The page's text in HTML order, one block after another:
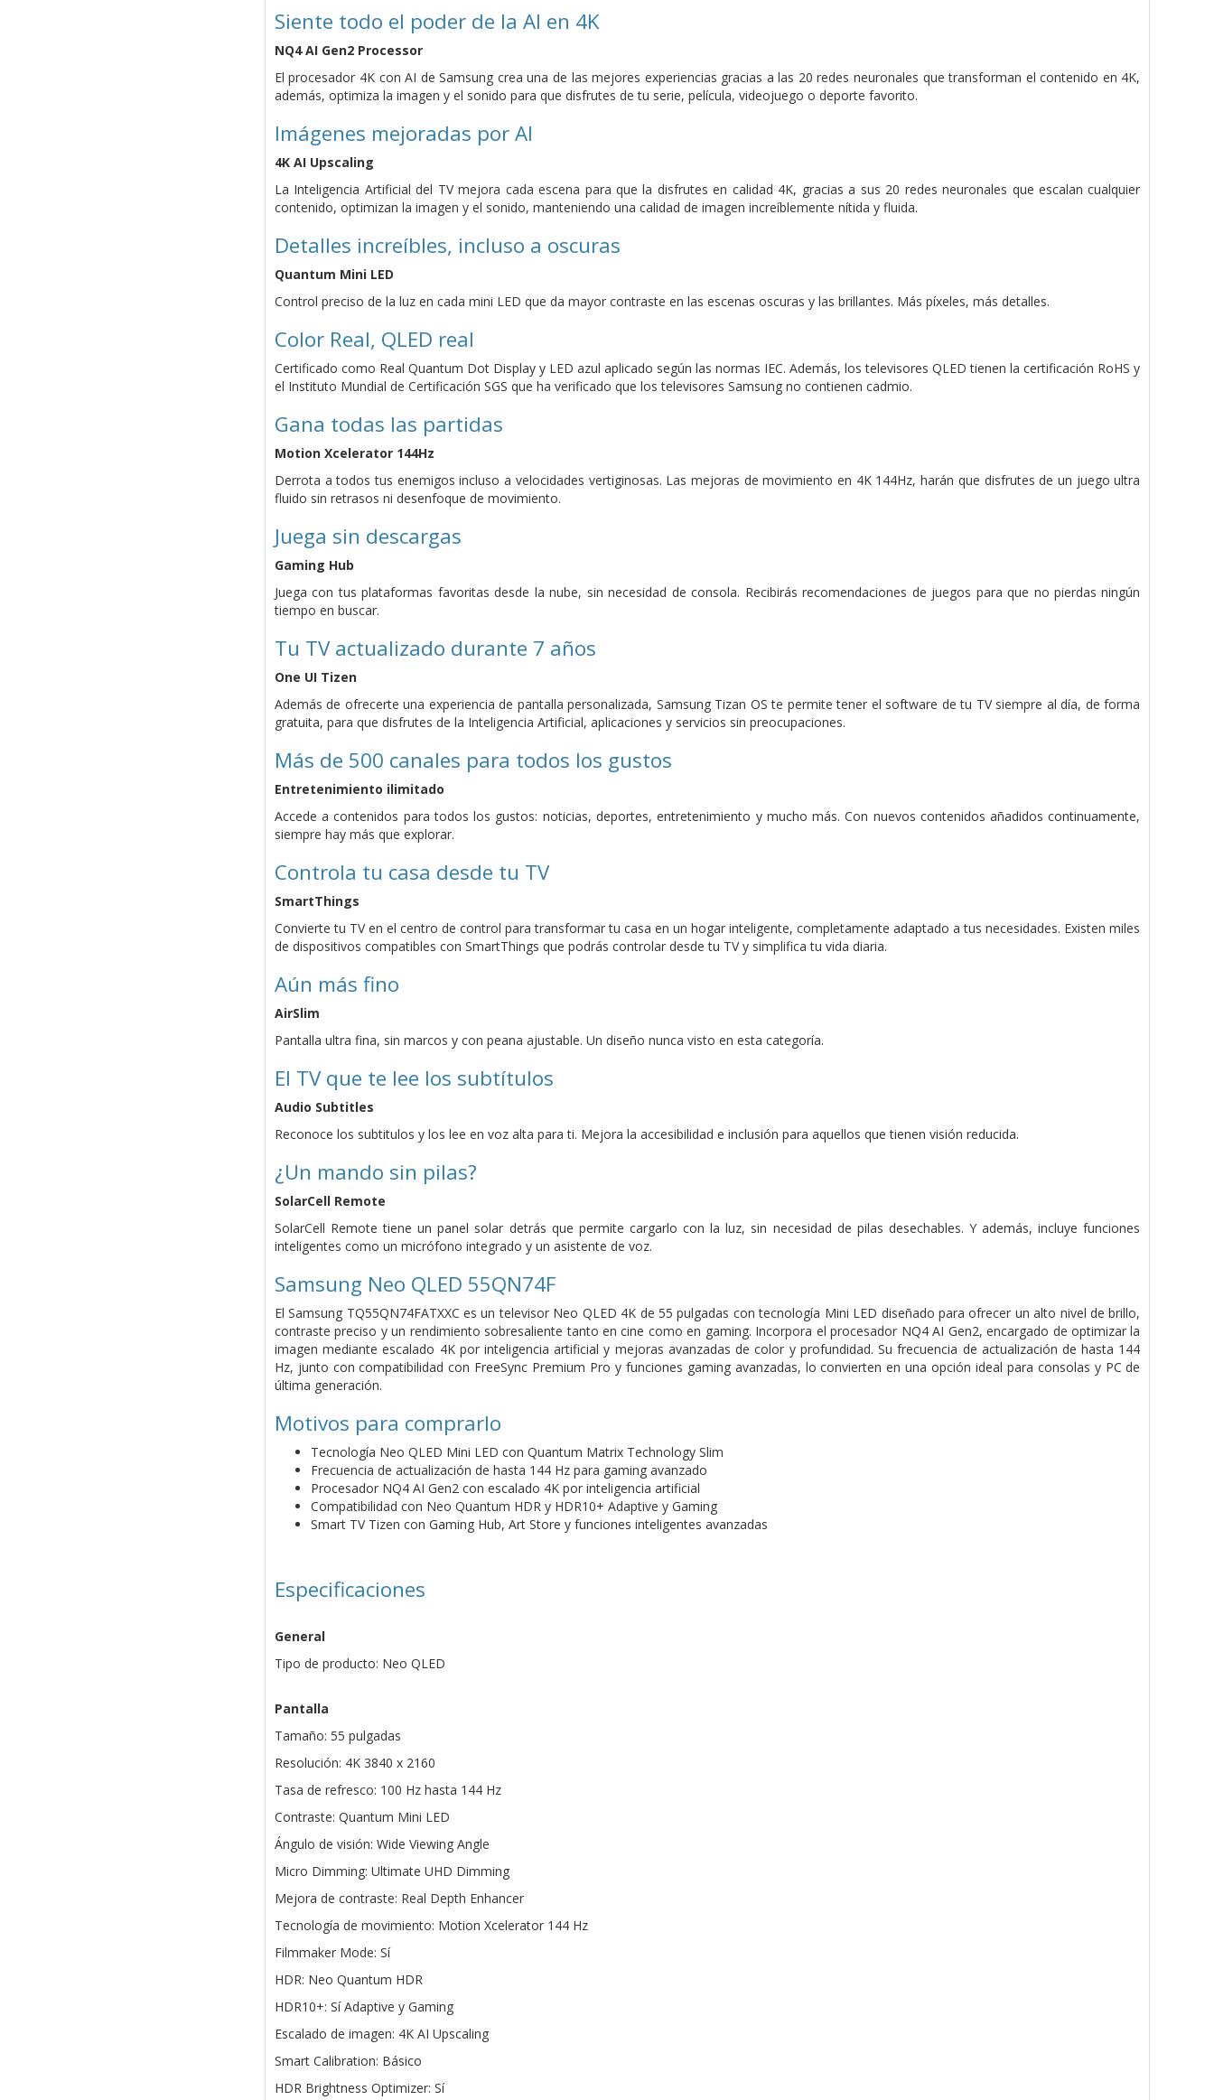
Siente todo el poder de la AI en 4K
NQ4 AI Gen2 Processor
El procesador 4K con AI de Samsung crea una de las mejores experiencias gracias a las 20 redes neuronales que transforman el contenido en 4K,
además, optimiza la imagen y el sonido para que disfrutes de tu serie, película, videojuego o deporte favorito.
Imágenes mejoradas por AI
4K AI Upscaling
La Inteligencia Artificial del TV mejora cada escena para que la disfrutes en calidad 4K, gracias a sus 20 redes neuronales que escalan cualquier
contenido, optimizan la imagen y el sonido, manteniendo una calidad de imagen increíblemente nítida y fluida.
Detalles increíbles, incluso a oscuras
Quantum Mini LED
Control preciso de la luz en cada mini LED que da mayor contraste en las escenas oscuras y las brillantes. Más píxeles, más detalles.
Color Real, QLED real
Certificado como Real Quantum Dot Display y LED azul aplicado según las normas IEC. Además, los televisores QLED tienen la certificación RoHS y
el Instituto Mundial de Certificación SGS que ha verificado que los televisores Samsung no contienen cadmio.
Gana todas las partidas
Motion Xcelerator 144Hz
Derrota a todos tus enemigos incluso a velocidades vertiginosas. Las mejoras de movimiento en 4K 144Hz, harán que disfrutes de un juego ultra
fluido sin retrasos ni desenfoque de movimiento.
Juega sin descargas
Gaming Hub
Juega con tus plataformas favoritas desde la nube, sin necesidad de consola. Recibirás recomendaciones de juegos para que no pierdas ningún
tiempo en buscar.
Tu TV actualizado durante 7 años
One UI Tizen
Además de ofrecerte una experiencia de pantalla personalizada, Samsung Tizan OS te permite tener el software de tu TV siempre al día, de forma
gratuita, para que disfrutes de la Inteligencia Artificial, aplicaciones y servicios sin preocupaciones.
Más de 500 canales para todos los gustos
Entretenimiento ilimitado
Accede a contenidos para todos los gustos: noticias, deportes, entretenimiento y mucho más. Con nuevos contenidos añadidos continuamente,
siempre hay más que explorar.
Controla tu casa desde tu TV
SmartThings
Convierte tu TV en el centro de control para transformar tu casa en un hogar inteligente, completamente adaptado a tus necesidades. Existen miles
de dispositivos compatibles con SmartThings que podrás controlar desde tu TV y simplifica tu vida diaria.
Aún más fino
AirSlim
Pantalla ultra fina, sin marcos y con peana ajustable. Un diseño nunca visto en esta categoría.
El TV que te lee los subtítulos
Audio Subtitles
Reconoce los subtitulos y los lee en voz alta para ti. Mejora la accesibilidad e inclusión para aquellos que tienen visión reducida.
¿Un mando sin pilas?
SolarCell Remote
SolarCell Remote tiene un panel solar detrás que permite cargarlo con la luz, sin necesidad de pilas desechables. Y además, incluye funciones
inteligentes como un micrófono integrado y un asistente de voz.
Samsung Neo QLED 55QN74F
El Samsung TQ55QN74FATXXC es un televisor Neo QLED 4K de 55 pulgadas con tecnología Mini LED diseñado para ofrecer un alto nivel de brillo,
contraste preciso y un rendimiento sobresaliente tanto en cine como en gaming. Incorpora el procesador NQ4 AI Gen2, encargado de optimizar la
imagen mediante escalado 4K por inteligencia artificial y mejoras avanzadas de color y profundidad. Su frecuencia de actualización de hasta 144
Hz, junto con compatibilidad con FreeSync Premium Pro y funciones gaming avanzadas, lo convierten en una opción ideal para consolas y PC de
última generación.
Motivos para comprarlo
Tecnología Neo QLED Mini LED con Quantum Matrix Technology Slim
Frecuencia de actualización de hasta 144 Hz para gaming avanzado
Procesador NQ4 AI Gen2 con escalado 4K por inteligencia artificial
Compatibilidad con Neo Quantum HDR y HDR10+ Adaptive y Gaming
Smart TV Tizen con Gaming Hub, Art Store y funciones inteligentes avanzadas
Especificaciones
General
Tipo de producto: Neo QLED
Pantalla
Tamaño: 55 pulgadas
Resolución: 4K 3840 x 2160
Tasa de refresco: 100 Hz hasta 144 Hz
Contraste: Quantum Mini LED
Ángulo de visión: Wide Viewing Angle
Micro Dimming: Ultimate UHD Dimming
Mejora de contraste: Real Depth Enhancer
Tecnología de movimiento: Motion Xcelerator 144 Hz
Filmmaker Mode: Sí
HDR: Neo Quantum HDR
HDR10+: Sí Adaptive y Gaming
Escalado de imagen: 4K AI Upscaling
Smart Calibration: Básico
HDR Brightness Optimizer: Sí